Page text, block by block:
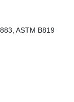
ASTM B819